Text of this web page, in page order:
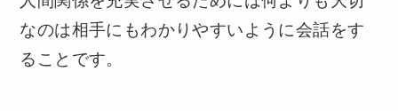
なのは相手にもわかりやすいように会話をす
ることです。